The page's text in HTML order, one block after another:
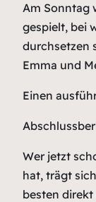
Am Sonntag
gespielt, bei
durchsetzen
Emma und
Einen
Wer jetzt
hat, trägt
besten direkt